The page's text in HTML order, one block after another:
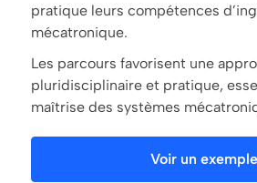
pratique leurs compétences
mécatronique.
Les parcours favorisent une
pluridisciplinaire et pratique,
maîtrise des systèmes
Voir un exemple